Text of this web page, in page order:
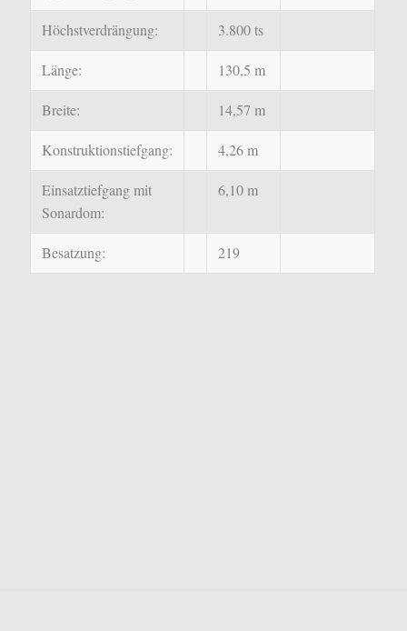
Höchstverdrängung: 3.800 ts
Länge: 130,5 m
Breite: 14,57 m
Konstruktionstiefgang: 4,26 m
Einsatztiefgang mit
Sonardom:
6,10 m
Besatzung: 219